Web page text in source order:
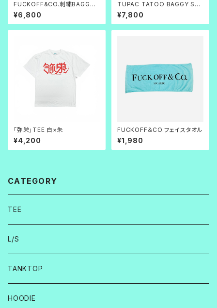
FUCKOFF&CO.刺繍BAGGY
SHORTS
¥6,800
TUPAC TATOO BAGGY SH
ORTS(黒×赤)
¥7,800
「弥栄」TEE 白×朱
¥4,200
FUCKOFF＆CO.フェイスタオル
¥1,980
CATEGORY
TEE
L/S
TANKTOP
HOODIE